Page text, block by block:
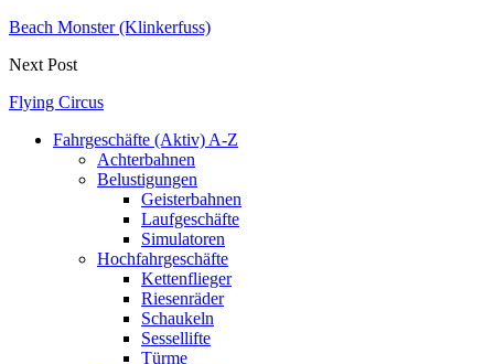
Beach Monster (Klinkerfuss)
Next Post
Flying Circus
Fahrgeschäfte (Aktiv) A-Z
Achterbahnen
Belustigungen
Geisterbahnen
Laufgeschäfte
Simulatoren
Hochfahrgeschäfte
Kettenflieger
Riesenräder
Schaukeln
Sessellifte
Türme